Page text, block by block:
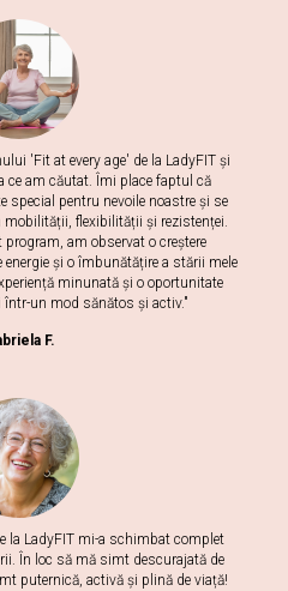
'Fit at every age' de la LadyFIT și
ce am căutat. Îmi place faptul că
special pentru nevoile noastre și se
mobilității, flexibilității și rezistenței.
am observat o creștere
și o îmbunătățire a stării mele
minunată și o oportunitate
într-un mod sănătos și activ."
F.
la LadyFIT mi-a schimbat complet
În loc să mă simt descurajată de
puternică, activă și plină de viață!